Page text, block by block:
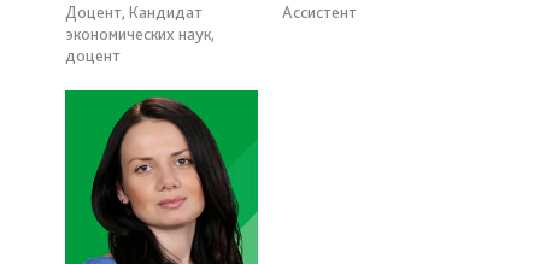
Доцент, Кандидат
экономических наук,
доцент
Ассистент